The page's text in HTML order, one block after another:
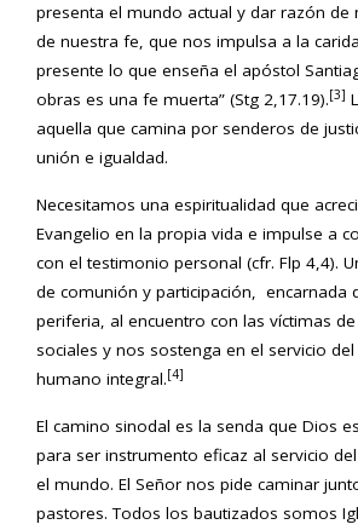
presenta el mundo actual y dar razón de
de nuestra fe, que nos impulsa a la
presente lo que enseña el apóstol
obras es una fe muerta” (Stg 2,17.19).[3]
aquella que camina por senderos de
unión e igualdad.
Necesitamos una espiritualidad que
Evangelio en la propia vida e impulse a
con el testimonio personal (cfr. Flp 4,4).
de comunión y participación, encarnada
periferia, al encuentro con las víctimas
sociales y nos sostenga en el servicio
humano integral.[4]
El camino sinodal es la senda que Dios
para ser instrumento eficaz al servicio
el mundo. El Señor nos pide caminar
pastores. Todos los bautizados somos